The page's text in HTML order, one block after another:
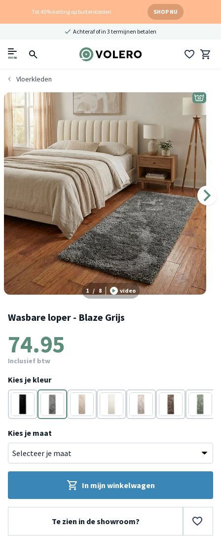
Tot 40% korting op buitenkleden SHOP NU
Achteraf of in 3 termijnen betalen
menu
Vloerkleden
1 / 8 video
Wasbare loper - Blaze Grijs
74.95
Inclusief btw
Kies je kleur
Zwart Grijs Beige Wit Beige Taupe
Groen
Kies je maat
In mijn winkelwagen
Te zien in de showroom?